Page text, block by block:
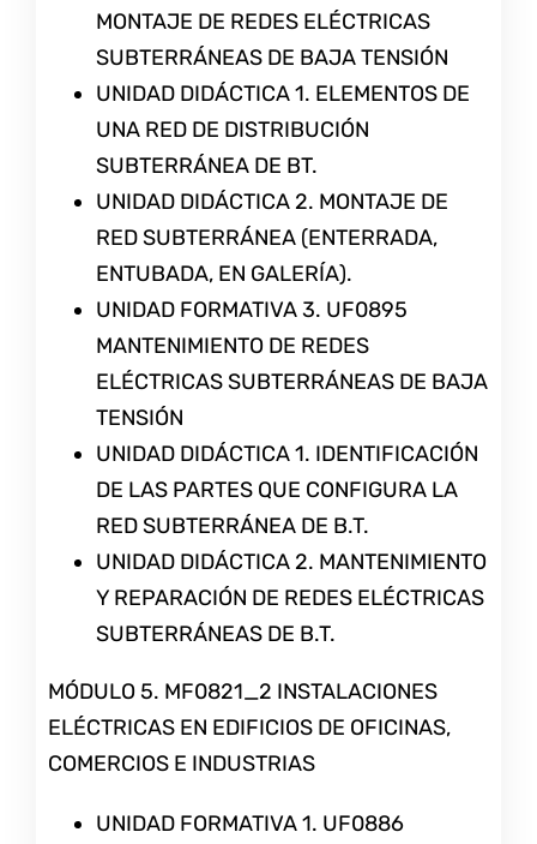
MONTAJE DE REDES ELÉCTRICAS
SUBTERRÁNEAS DE BAJA TENSIÓN
UNIDAD DIDÁCTICA 1. ELEMENTOS DE
UNA RED DE DISTRIBUCIÓN
SUBTERRÁNEA DE BT.
UNIDAD DIDÁCTICA 2. MONTAJE DE
RED SUBTERRÁNEA (ENTERRADA,
ENTUBADA, EN GALERÍA).
UNIDAD FORMATIVA 3. UF0895
MANTENIMIENTO DE REDES
ELÉCTRICAS SUBTERRÁNEAS DE BAJA
TENSIÓN
UNIDAD DIDÁCTICA 1. IDENTIFICACIÓN
DE LAS PARTES QUE CONFIGURA LA
RED SUBTERRÁNEA DE B.T.
UNIDAD DIDÁCTICA 2. MANTENIMIENTO
Y REPARACIÓN DE REDES ELÉCTRICAS
SUBTERRÁNEAS DE B.T.
MÓDULO 5. MF0821_2 INSTALACIONES
ELÉCTRICAS EN EDIFICIOS DE OFICINAS,
COMERCIOS E INDUSTRIAS
UNIDAD FORMATIVA 1. UF0886